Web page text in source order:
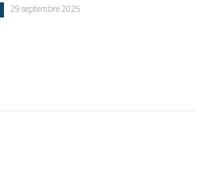
29 septembre 2025